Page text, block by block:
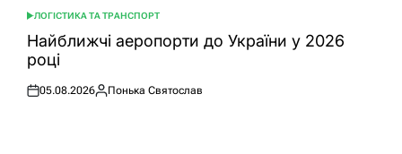
ОПУБЛІКУВАТИ
У
ЛОГІСТИКА ТА ТРАНСПОРТ
Найближчі аеропорти до України у 2026
році
Оприлюднено
05.08.2026
Опубліковано
Понька Святослав